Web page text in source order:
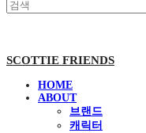
SCOTTIE FRIENDS
HOME
ABOUT
브랜드
캐릭터